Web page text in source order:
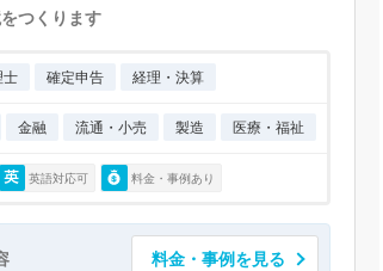
つくります
士 確定申告 経理・決算
金融 流通・小売 製造 医療・福祉
英語対応可 料金・事例あり
料金・事例を見る